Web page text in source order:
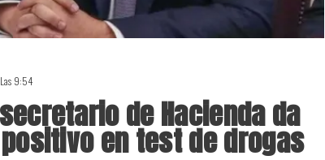
Las 9:54
de Hacienda da
en test de drogas